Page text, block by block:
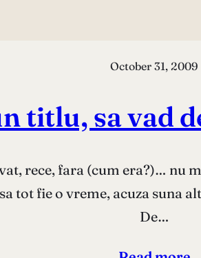
October 31, 2009
titlu, sa vad
rece, fara (cum era?)… nu
tot fie o vreme, acuza suna
De…